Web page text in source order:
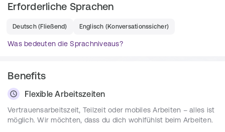
Gewährleistung des reibungslosen Ablaufs aller
Softwareanwendungen im Hintergrund
Technologie-Begeisterung
und einsetzen
Anforderungen
Erforderliche Sprachen
Deutsch(Fließend) Englisch (Konversationssicher)
Was bedeuten die Sprachniveaus?
Benefits
Flexible Arbeitszeiten
Vertrauensarbeitszeit, Teilzeit oder mobiles Arbeiten – alles ist
möglich. Wir möchten, dass du dich wohlfühlst beim Arbeiten.